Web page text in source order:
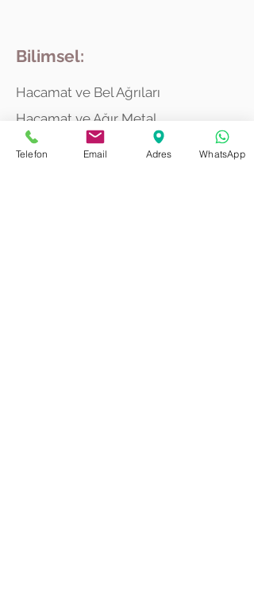
Bilimsel:
Hacamat ve Bel Ağrıları
Hacamat ve Ağır Metal
Hacamat ve Herpes Zoster
Telefon Email Adres WhatsApp